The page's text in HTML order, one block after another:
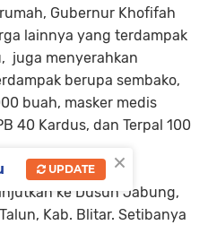
Gubernur Khofifah
lainnya yang terdampak
juga menyerahkan
berupa sembako,
buah, masker medis
40 Kardus, dan Terpal 100
ke Dusun Jabung,
Kab. Blitar. Setibanya
×
UPDATE